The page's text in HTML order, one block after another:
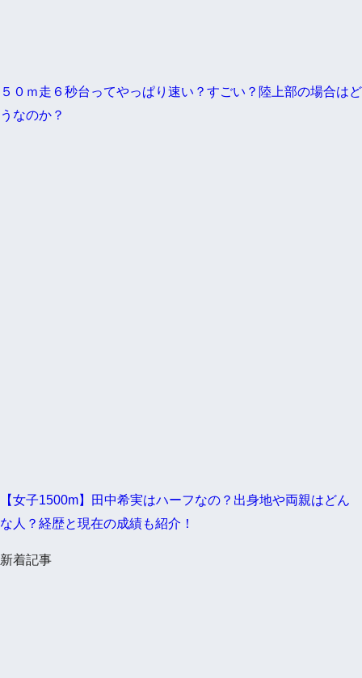
５０ｍ走６秒台ってやっぱり速い？すごい？陸上部の場合はど
うなのか？
【女子1500m】田中希実はハーフなの？出身地や両親はどん
な人？経歴と現在の成績も紹介！
新着記事